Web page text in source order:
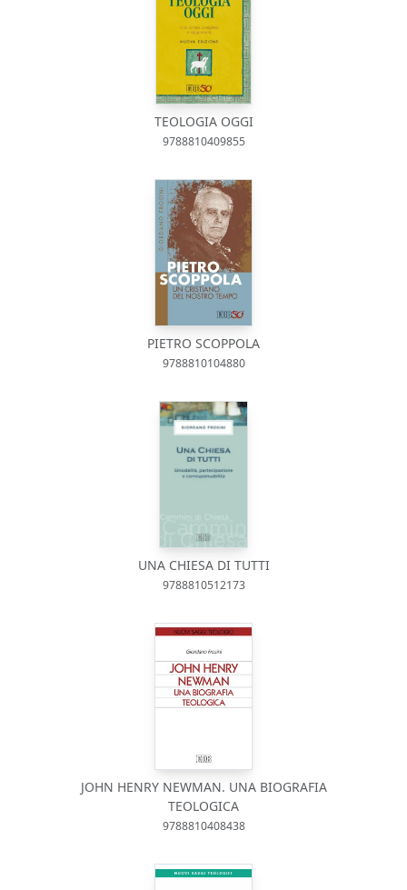
TEOLOGIA OGGI
9788810409855
PIETRO SCOPPOLA
9788810104880
UNA CHIESA DI TUTTI
9788810512173
JOHN HENRY NEWMAN. UNA BIOGRAFIA
TEOLOGICA
9788810408438